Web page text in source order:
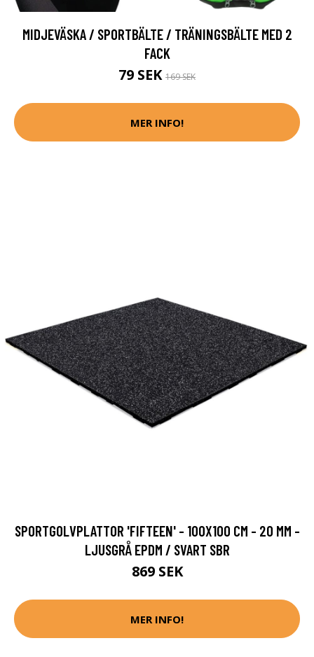
MIDJEVÄSKA / SPORTBÄLTE / TRÄNINGSBÄLTE MED 2
FACK
79 SEK 169 SEK
MER INFO!
SPORTGOLVPLATTOR 'FIFTEEN' - 100X100 CM - 20 MM -
LJUSGRÅ EPDM / SVART SBR
869 SEK
MER INFO!